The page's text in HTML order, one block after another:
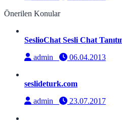
Önerilen Konular
SeslioChat Sesli Chat
admin
06.04.2013
seslideturk.com
admin
23.07.2017